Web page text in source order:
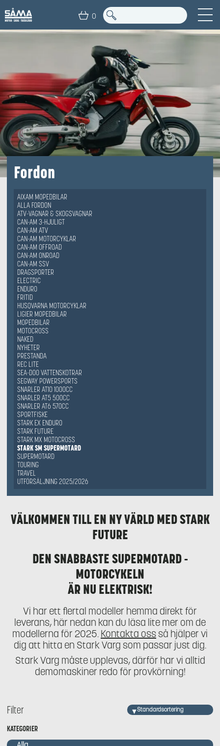
0
Fordon
AIXAM MOPEDBILAR
ALLA FORDON
ATV-VAGNAR & SKOGSVAGNAR
CAN-AM 3-HJULIGT
CAN-AM ATV
CAN-AM MOTORCYKLAR
CAN-AM OFFROAD
CAN-AM ONROAD
CAN-AM SSV
DRAGSPORTER
ELECTRIC
ENDURO
FRITID
HUSQVARNA MOTORCYKLAR
LIGIER MOPEDBILAR
MOPEDBILAR
MOTOCROSS
NAKED
NYHETER
PRESTANDA
REC LITE
SEA-DOO VATTENSKOTRAR
SEGWAY POWERSPORTS
SNARLER AT10 1000CC
SNARLER AT5 500CC
SNARLER AT6 570CC
SPORTFISKE
STARK EX ENDURO
STARK FUTURE
STARK MX MOTOCROSS
STARK SM SUPERMOTARD
SUPERMOTARD
TOURING
TRAVEL
UTFÖRSÄLJNING 2025/2026
VÄLKOMMEN TILL EN NY VÄRLD MED STARK
FUTURE
DEN SNABBASTE SUPERMOTARD -
MOTORCYKELN
ÄR NU ELEKTRISK!
Vi har ett flertal modeller hemma direkt för
leverans, här nedan kan du läsa lite mer om de
modellerna för 2025.Kontakta ossså hjälper vi
dig att hitta en Stark Varg som passar just dig.
Stark Varg måste upplevas, därför har vi alltid
demomaskiner redo för provkörning!
Filter
KATEGORIER